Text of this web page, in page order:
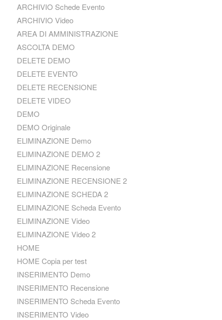
ARCHIVIO Schede Evento
ARCHIVIO Video
AREA DI AMMINISTRAZIONE
ASCOLTA DEMO
DELETE DEMO
DELETE EVENTO
DELETE RECENSIONE
DELETE VIDEO
DEMO
DEMO Originale
ELIMINAZIONE Demo
ELIMINAZIONE DEMO 2
ELIMINAZIONE Recensione
ELIMINAZIONE RECENSIONE 2
ELIMINAZIONE SCHEDA 2
ELIMINAZIONE Scheda Evento
ELIMINAZIONE Video
ELIMINAZIONE Video 2
HOME
HOME Copia per test
INSERIMENTO Demo
INSERIMENTO Recensione
INSERIMENTO Scheda Evento
INSERIMENTO Video